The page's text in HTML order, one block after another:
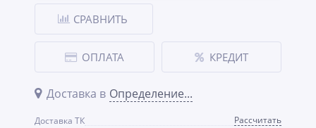
СРАВНИТЬ
ОПЛАТА КРЕДИТ
Доставка в Определение...
Доставка ТК
Рассчитать